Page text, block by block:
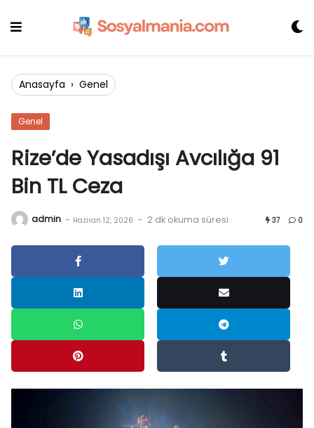
Anasayfa › Genel
Genel
Rize’de Yasadışı Avcılığa 91
Bin TL Ceza
admin - Haziran 12, 2026 - 2 dk okuma süresi 37 0